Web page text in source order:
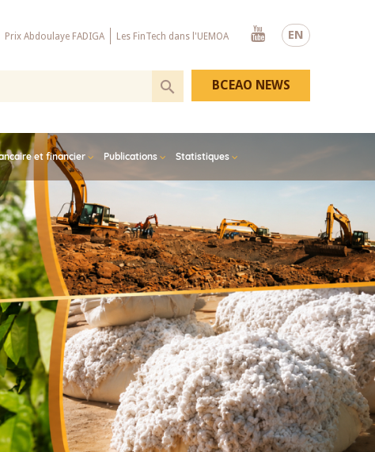
EN
Prix Abdoulaye FADIGA Les FinTech dans l'UEMOA
Youtube
et financier Publications Statistiques
BCEAO NEWS